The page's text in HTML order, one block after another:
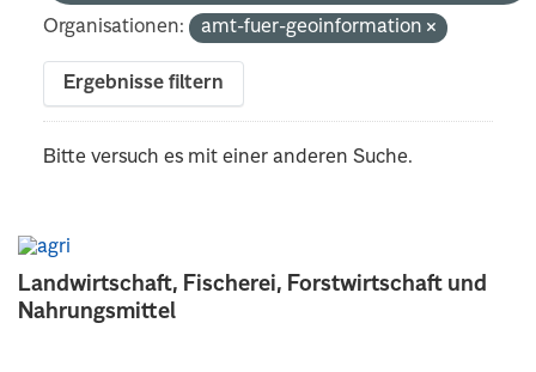
Landwirtschaft, Fischerei, Forstwirtschaft und
Nahrungsmittel
Organisationen:
amt-fuer-geoinformation
Ergebnisse filtern
Bitte versuch es mit einer anderen Suche.